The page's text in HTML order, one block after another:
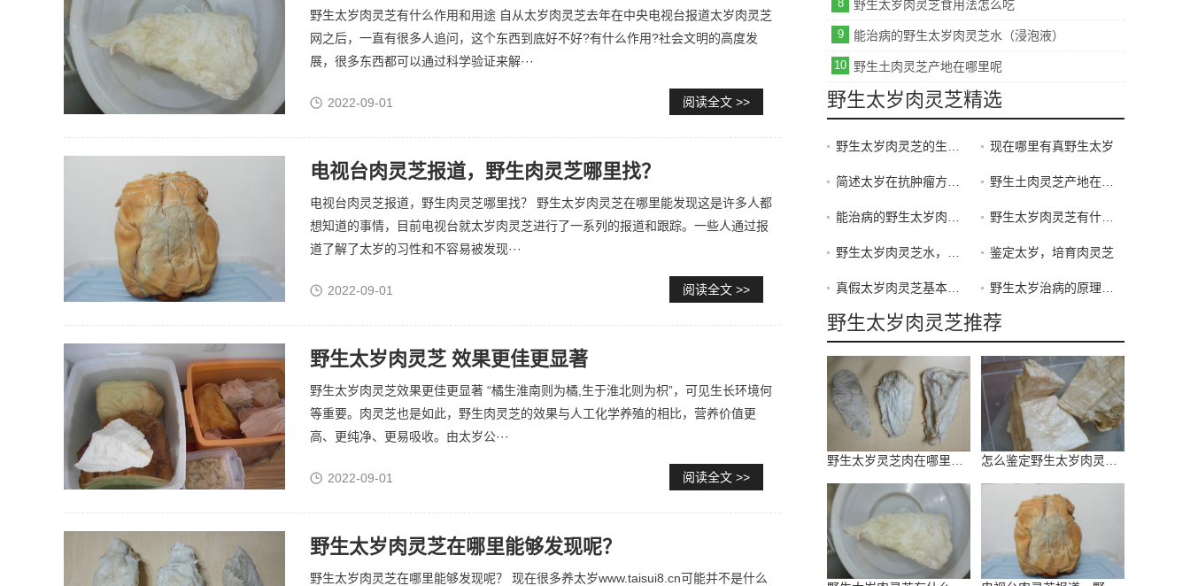
野生太岁肉灵芝有什么作用和用途 自从太岁肉灵芝去年在中央电视台报道太岁肉灵芝
网之后，一直有很多人追问，这个东西到底好不好?有什么作用?社会文明的高度发
展，很多东西都可以通过科学验证来解···
2022-09-01 阅读全文 >>
电视台肉灵芝报道，野生肉灵芝哪里找？
电视台肉灵芝报道，野生肉灵芝哪里找？ 野生太岁肉灵芝在哪里能发现这是许多人都
想知道的事情，目前电视台就太岁肉灵芝进行了一系列的报道和跟踪。一些人通过报
道了解了太岁的习性和不容易被发现···
2022-09-01 阅读全文 >>
野生太岁肉灵芝 效果更佳更显著
野生太岁肉灵芝效果更佳更显著 “橘生淮南则为橘,生于淮北则为枳”，可见生长环境何
等重要。肉灵芝也是如此，野生肉灵芝的效果与人工化学养殖的相比，营养价值更
高、更纯净、更易吸收。由太岁公···
2022-09-01 阅读全文 >>
野生太岁肉灵芝在哪里能够发现呢？
野生太岁肉灵芝在哪里能够发现呢？ 现在很多养太岁www.taisui8.cn可能并不是什么
8 野生太岁肉灵芝食用法怎么吃
9 能治病的野生太岁肉灵芝水（浸泡液）
10 野生土肉灵芝产地在哪里呢
野生太岁肉灵芝精选
现在哪里有真野生太岁
鉴定太岁，培育肉灵芝
野生太岁肉灵芝推荐